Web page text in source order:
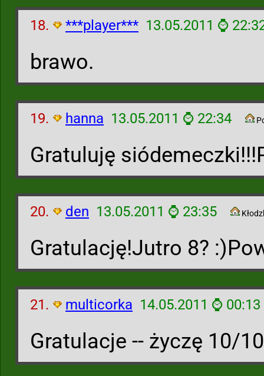
18. ***player*** 13.05.2011 ⌚
brawo.
19. hanna 13.05.2011 ⌚ 22:34
Gratuluję
20. den 13.05.2011 ⌚ 23:35
Gratulację!Jutro 8?
21. multicorka 14.05.2011 ⌚ 00:13
Gratulacje -- życzę 10/